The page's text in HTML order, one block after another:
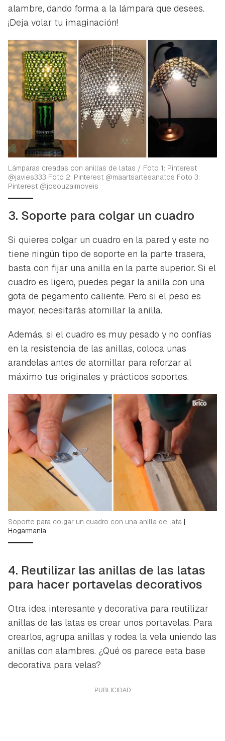
alambre, dando forma a la lámpara que desees.
¡Deja volar tu imaginación!
Lámparas creadas con anillas de latas / Foto 1: Pinterest
@javies333 Foto 2: Pinterest @maartsartesanatos Foto 3:
Pinterest @josouzaimoveis
3. Soporte para colgar un cuadro
Si quieres colgar un cuadro en la pared y este no
tiene ningún tipo de soporte en la parte trasera,
basta con fijar una anilla en la parte superior. Si el
cuadro es ligero, puedes pegar la anilla con una
gota de pegamento caliente. Pero si el peso es
mayor, necesitarás atornillar la anilla.
Además, si el cuadro es muy pesado y no confías
en la resistencia de las anillas, coloca unas
arandelas antes de atornillar para reforzar al
máximo tus originales y prácticos soportes.
Soporte para colgar un cuadro con una anilla de lata |
Hogarmania
4. Reutilizar las anillas de las latas
para hacer portavelas decorativos
Otra idea interesante y decorativa para reutilizar
anillas de las latas es crear unos portavelas. Para
crearlos, agrupa anillas y rodea la vela uniendo las
anillas con alambres. ¿Qué os parece esta base
decorativa para velas?